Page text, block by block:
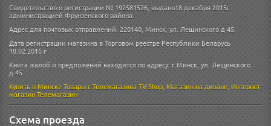
Свидетельство о регистрации № 192581526, выдано18 декабря 2015г.
администрацией Фрунзенского района.
Адрес для почтовых отправлений: 220140, Минск, ул. Лещинского д 45.
Дата регистрации магазина в Торговом реестре Республики Беларусь
18.02.2016 г
Книга жалоб и предложений находится по адресу: г.Минск, ул. Лещинского
д.45.
Купить в МинскеТовары с Телемагазина TV-Shop,Магазин на диване,Интернет
магазинТелемагазин
Схема проезда